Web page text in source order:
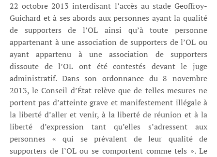
22 octobre 2013 interdisant l’accès au stade Geoffroy-
Guichard et à ses abords aux personnes ayant la qualité
de supporters de l’OL ainsi qu’à toute personne
appartenant à une association de supporters de l’OL ou
ayant appartenu à une association de supporters
dissoute de l’OL ont été contestés devant le juge
administratif. Dans son ordonnance du 8 novembre
2013, le Conseil d’État relève que de telles mesures ne
portent pas d’atteinte grave et manifestement illégale à
la liberté d’aller et venir, à la liberté de réunion et à la
liberté d’expression tant qu’elles s’adressent aux
personnes « qui se prévalent de leur qualité de
supporters de l’OL ou se comportent comme tels ». Le